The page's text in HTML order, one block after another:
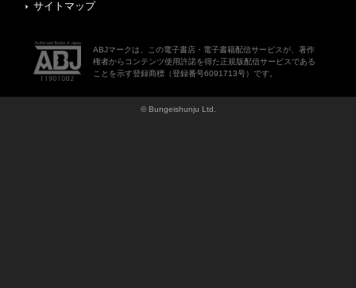
サイトマップ
ABJマークは、この電子書店・電子書籍配信サービスが、著作
権者からコンテンツ使用許諾を得た正規版配信サービスである
ことを示す登録商標（登録番号6091713号）です。
© Bungeishunju Ltd.